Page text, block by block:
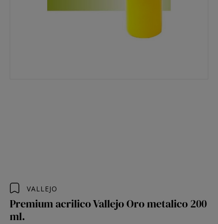
VALLEJO
Premium acrilico Vallejo Oro metalico 200
ml.